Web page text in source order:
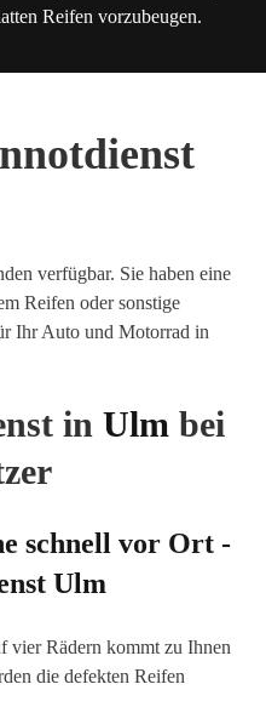
Reifen vorzubeugen.
verfügbar. Sie haben eine
Reifen oder sonstige
Ihr Auto und Motorrad in
in Ulm bei
schnell vor Ort -
Ulm
vier Rädern kommt zu Ihnen
die defekten Reifen